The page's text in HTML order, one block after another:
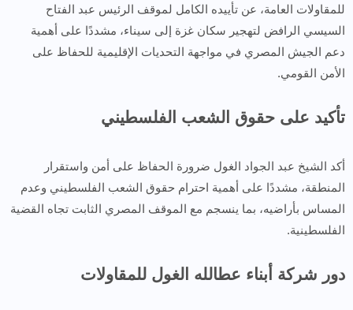
للمقاولات العامة، عن تأييده الكامل لموقف الرئيس عبد الفتاح
السيسي الرافض لتهجير سكان غزة إلى سيناء، مشددًا على أهمية
دعم الجيش المصري في مواجهة التحديات الإقليمية للحفاظ على
الأمن القومي.
تأكيد على حقوق الشعب الفلسطيني
أكد الشيخ عبد الجواد الغول ضرورة الحفاظ على أمن واستقرار
المنطقة، مشددًا على أهمية احترام حقوق الشعب الفلسطيني وعدم
المساس بأراضيه، بما ينسجم مع الموقف المصري الثابت تجاه القضية
الفلسطينية.
دور شركة أبناء عطالله الغول للمقاولات